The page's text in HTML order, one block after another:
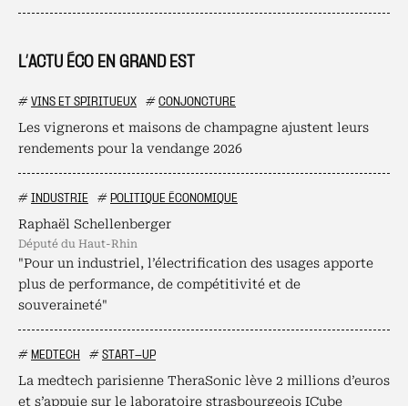
L’ACTU ÉCO EN GRAND EST
# VINS ET SPIRITUEUX # CONJONCTURE
Les vignerons et maisons de champagne ajustent leurs
rendements pour la vendange 2026
# INDUSTRIE # POLITIQUE ÉCONOMIQUE
Raphaël Schellenberger
député du Haut-Rhin
"Pour un industriel, l’électrification des usages apporte
plus de performance, de compétitivité et de
souveraineté"
# MEDTECH # START-UP
La medtech parisienne TheraSonic lève 2 millions d’euros
et s’appuie sur le laboratoire strasbourgeois ICube